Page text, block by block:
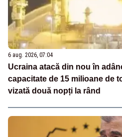
6 aug. 2026, 07:04
Ucraina atacă din nou în
capacitate de 15 milioane de
vizată două nopți la rând